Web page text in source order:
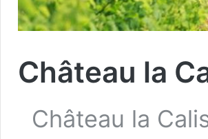
Château la
Château la